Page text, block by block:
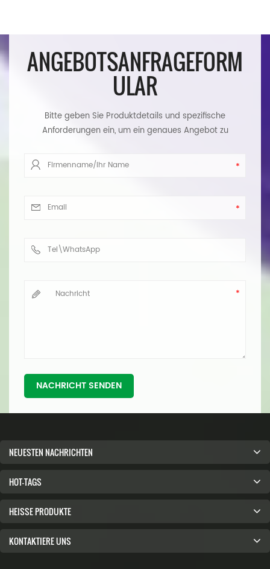
ANGEBOTSANFRAGEFORM
ULAR
Bitte geben Sie Produktdetails und spezifische
Anforderungen ein, um ein genaues Angebot zu
NACHRICHT SENDEN
NEUESTEN NACHRICHTEN
HOT-TAGS
HEISSE PRODUKTE
KONTAKTIERE UNS